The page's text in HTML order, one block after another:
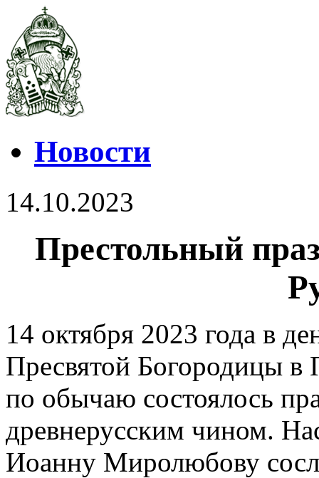
Новости
14.10.2023
Престольный
14 октября 2023 года в
Пресвятой Богородицы в
по обычаю состоялось
древнерусским чином.
Иоанну Миролюбову